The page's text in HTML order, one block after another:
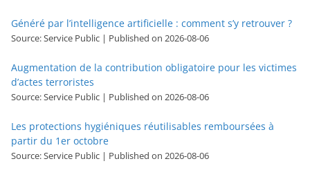
Généré par l’intelligence artificielle : comment s’y retrouver ?
Source: Service Public Published on 2026-08-06
Augmentation de la contribution obligatoire pour les victimes
d’actes terroristes
Source: Service Public Published on 2026-08-06
Les protections hygiéniques réutilisables remboursées à
partir du 1er octobre
Source: Service Public Published on 2026-08-06